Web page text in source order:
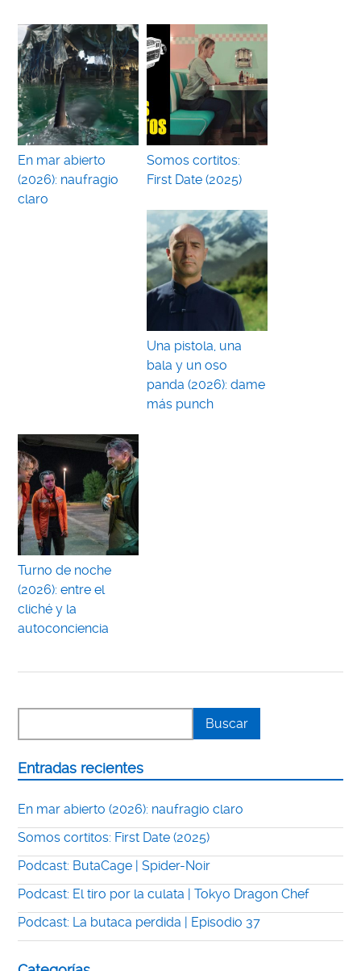
En mar abierto
(2026): naufragio
claro
Somos cortitos:
First Date (2025)
Una pistola, una
bala y un oso
panda (2026): dame
más punch
Turno de noche
(2026): entre el
cliché y la
autoconciencia
Entradas recientes
En mar abierto (2026): naufragio claro
Somos cortitos: First Date (2025)
Podcast: ButaCage | Spider-Noir
Podcast: El tiro por la culata | Tokyo Dragon Chef
Podcast: La butaca perdida | Episodio 37